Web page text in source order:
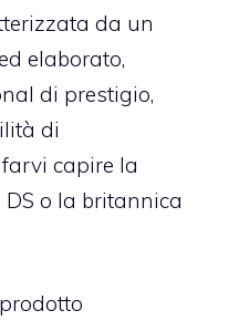
da un
elaborato,
di prestigio,
di
capire la
o la britannica